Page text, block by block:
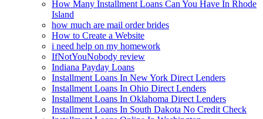
How Many Installment Loans Can You Have In Rhode
Island
how much are mail order brides
How to Create a Website
i need help on my homework
IfNotYouNobody review
Indiana Payday Loans
Installment Loans In New York Direct Lenders
Installment Loans In Ohio Direct Lenders
Installment Loans In Oklahoma Direct Lenders
Installment Loans In South Dakota No Credit Check